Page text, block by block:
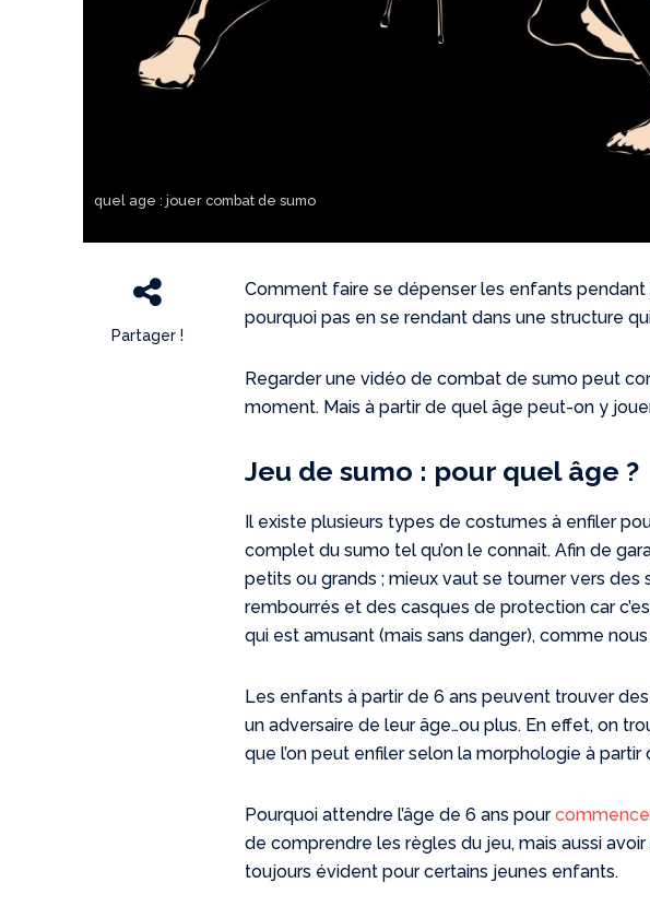
quel age : jouer combat de sumo
Partager !
Comment faire se dépenser les enfants pendant
pourquoi pas en se rendant dans une structure
Regarder une vidéo de combat de sumo peut
moment. Mais à partir de quel âge peut-on y
Jeu de sumo : pour quel âge ?
Il existe plusieurs types de costumes à enfiler
complet du sumo tel qu’on le connait. Afin de
petits ou grands ; mieux vaut se tourner vers
rembourrés et des casques de protection car
qui est amusant (mais sans danger), comme
Les enfants à partir de 6 ans peuvent trouver
un adversaire de leur âge…ou plus. En effet, on
que l’on peut enfiler selon la morphologie à partir
Pourquoi attendre l’âge de 6 ans pour
de comprendre les règles du jeu, mais aussi avoir
toujours évident pour certains jeunes enfants.